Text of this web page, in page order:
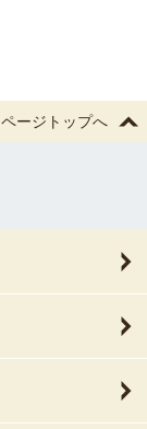
ページトップへ